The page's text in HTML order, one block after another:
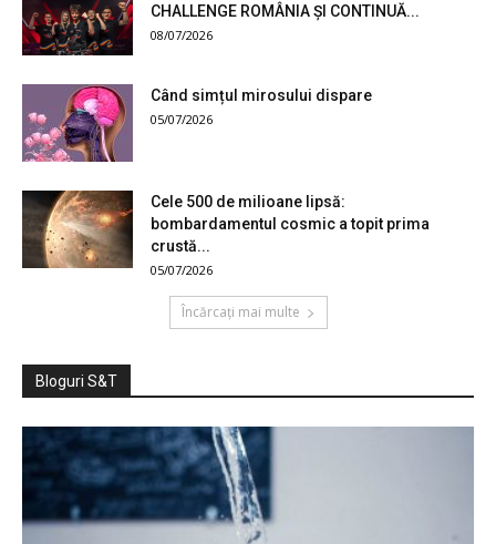
CHALLENGE ROMÂNIA ȘI CONTINUĂ...
08/07/2026
Când simțul mirosului dispare
05/07/2026
Cele 500 de milioane lipsă:
bombardamentul cosmic a topit prima
crustă...
05/07/2026
Încărcați mai multe
Bloguri S&T